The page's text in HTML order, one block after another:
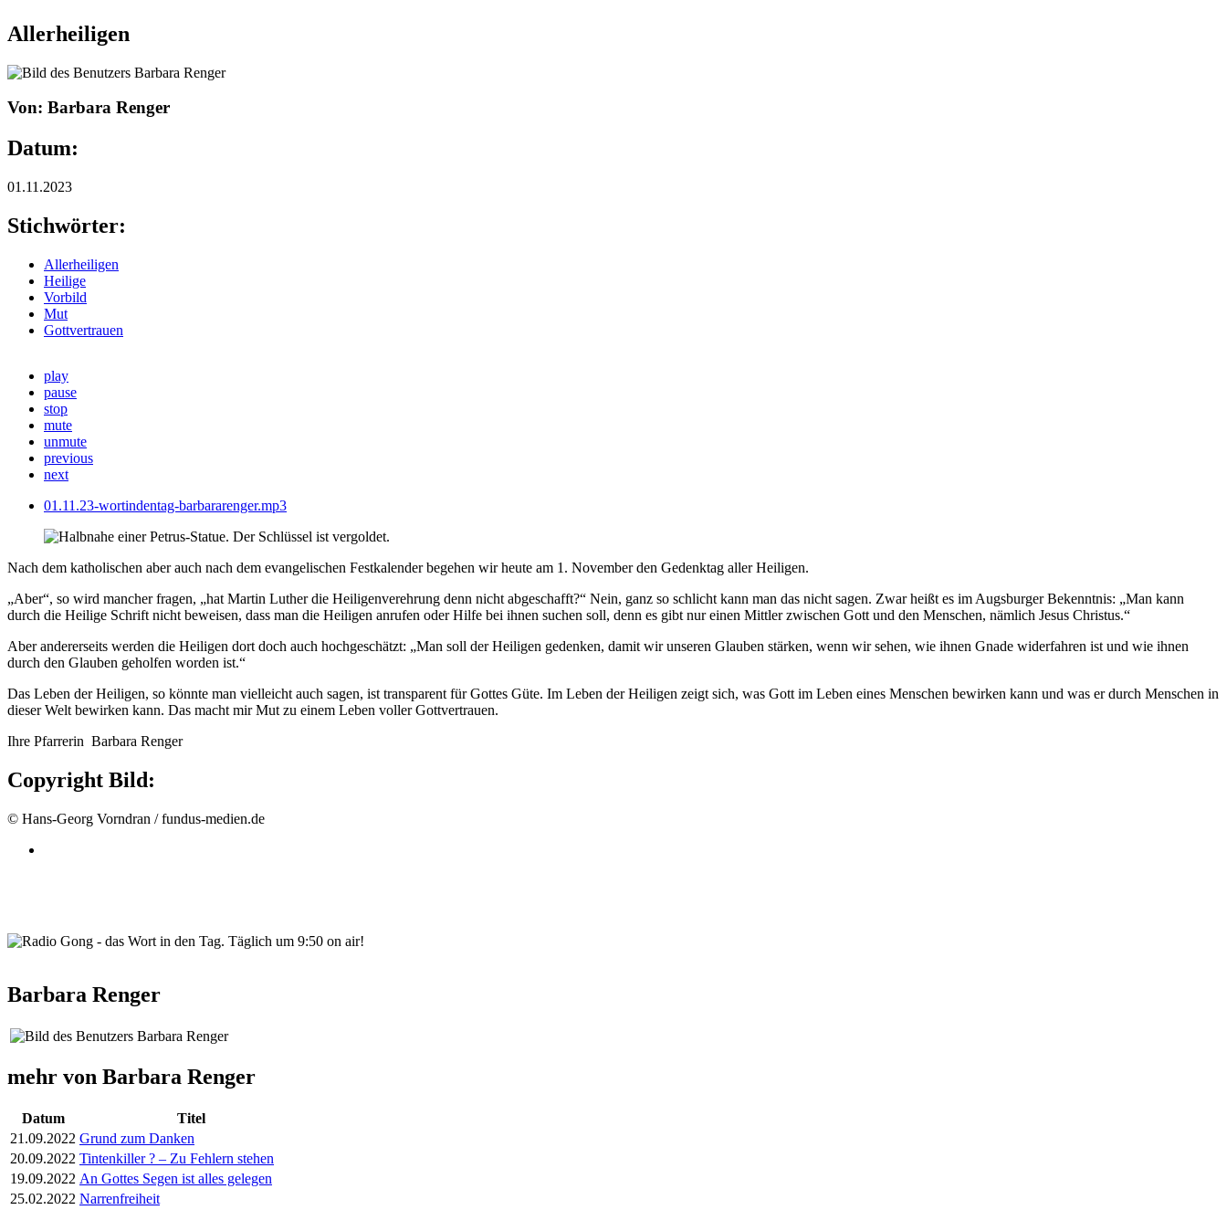
Allerheiligen
Von: Barbara Renger
Datum:
01.11.2023
Stichwörter:
Allerheiligen
Heilige
Vorbild
Mut
Gottvertrauen
play
pause
stop
mute
unmute
previous
next
01.11.23-wortindentag-barbararenger.mp3
Nach dem katholischen aber auch nach dem evangelischen Festkalender begehen wir heute am 1. November den Gedenktag aller Heiligen.
„Aber“, so wird mancher fragen, „hat Martin Luther die Heiligenverehrung denn nicht abgeschafft?“ Nein, ganz so schlicht kann man das nicht sagen. Zwar heißt es im Augsburger Bekenntnis: „Man kann
durch die Heilige Schrift nicht beweisen, dass man die Heiligen anrufen oder Hilfe bei ihnen suchen soll, denn es gibt nur einen Mittler zwischen Gott und den Menschen, nämlich Jesus Christus.“
Aber andererseits werden die Heiligen dort doch auch hochgeschätzt: „Man soll der Heiligen gedenken, damit wir unseren Glauben stärken, wenn wir sehen, wie ihnen Gnade widerfahren ist und wie ihnen
durch den Glauben geholfen worden ist.“
Das Leben der Heiligen, so könnte man vielleicht auch sagen, ist transparent für Gottes Güte. Im Leben der Heiligen zeigt sich, was Gott im Leben eines Menschen bewirken kann und was er durch Menschen in
dieser Welt bewirken kann. Das macht mir Mut zu einem Leben voller Gottvertrauen.
Ihre Pfarrerin Barbara Renger
Copyright Bild:
© Hans-Georg Vorndran / fundus-medien.de
Barbara Renger
mehr von Barbara Renger
Datum
Titel
21.09.2022 Grund zum Danken
20.09.2022 Tintenkiller ? – Zu Fehlern stehen
19.09.2022 An Gottes Segen ist alles gelegen
25.02.2022 Narrenfreiheit